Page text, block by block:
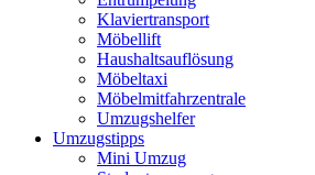
Klaviertransport
Möbellift
Haushaltsauflösung
Möbeltaxi
Möbelmitfahrzentrale
Umzugshelfer
Umzugstipps
Mini Umzug